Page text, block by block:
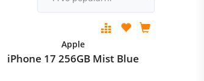
Apple
iPhone 17 256GB Mist Blue